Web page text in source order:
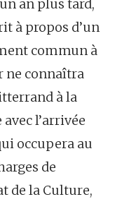
an plus tard,
à propos d’un
commun à
ne connaîtra
à la
l’arrivée
occupera au
de
de la Culture,